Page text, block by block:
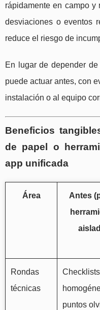
rápidamente en campo y
desviaciones o eventos
reduce el riesgo de
En lugar de depender
puede actuar antes, con
instalación o al equipo
Beneficios
de papel o
app unificada
Área
Antes
Rondas
técnicas
puntos